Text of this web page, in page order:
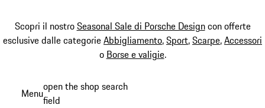
Scopri il nostroSeasonal Sale di Porsche Designcon offerte
esclusive dalle categorieAbbigliamento,Sport,Scarpe,Accessori
o Borse e valigie.
Menuopen the shop search
field